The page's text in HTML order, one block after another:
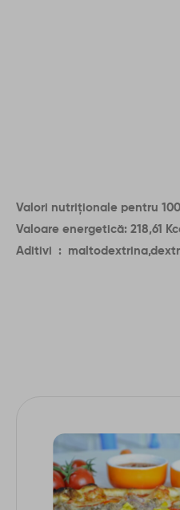
Valori nutriționale pentru
Valoare energetică: 218,61
Aditivi :